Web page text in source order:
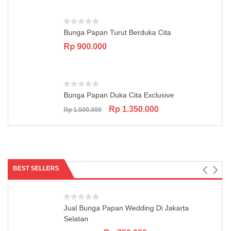
Bunga Papan Turut Berduka Cita
Rp 900.000
Bunga Papan Duka Cita Exclusive
Rp1.500.000
Original
was:
Rp 1.350.000Current
is:
BEST SELLERS
Jual Bunga Papan Wedding Di Jakarta
Selatan